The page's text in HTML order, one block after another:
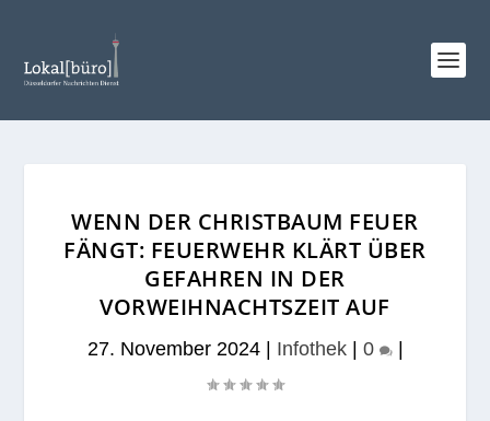
WENN DER CHRISTBAUM FEUER
FÄNGT: FEUERWEHR KLÄRT ÜBER
GEFAHREN IN DER
VORWEIHNACHTSZEIT AUF
27. November 2024| Infothek| 0 |